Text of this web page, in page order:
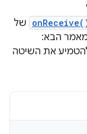
של
הבא:
את השיטה